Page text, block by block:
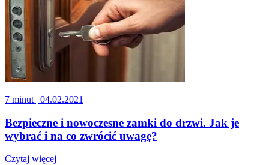
7 minut | 04.02.2021
Bezpieczne i nowoczesne zamki do drzwi. Jak je
wybrać i na co zwrócić uwagę?
Czytaj więcej